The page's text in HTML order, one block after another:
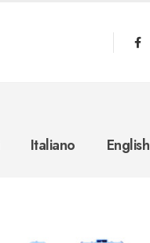
Italiano English